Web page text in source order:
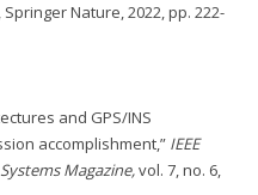
Nature, 2022, pp. 222-
and GPS/INS
accomplishment,” IEEE
Magazine,vol. 7, no. 6,